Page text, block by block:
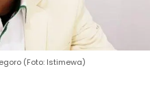
(Foto: Istimewa)